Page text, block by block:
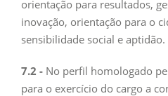
orientação para resultados,
inovação, orientação para o
sensibilidade social e aptidão.
7.2 - No perfil homologado
para o exercício do cargo a